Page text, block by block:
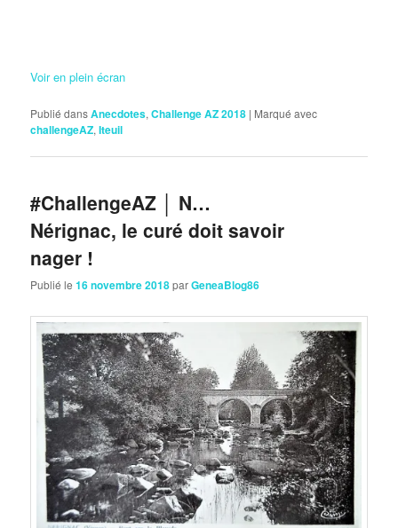
Voir en plein écran
Publié dansAnecdotes,Challenge AZ 2018 | Marqué avec
challengeAZ,Iteuil
#ChallengeAZ │ N…
Nérignac, le curé doit savoir
nager !
Publié le16 novembre 2018parGeneaBlog86